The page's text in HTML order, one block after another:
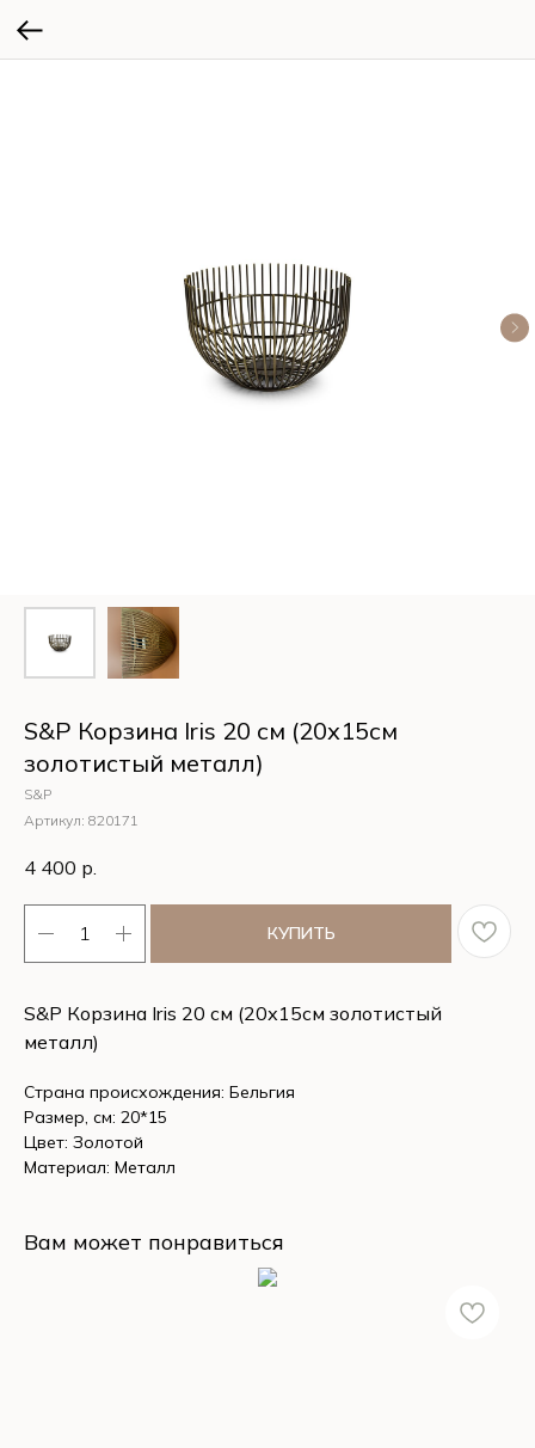
S&P Корзина Iris 20 см (20х15см
золотистый металл)
S&P
Артикул: 820171
4 400 р.
КУПИТЬ
S&P Корзина Iris 20 см (20х15см золотистый
металл)
Страна происхождения: Бельгия
Размер, см: 20*15
Цвет: Золотой
Материал: Металл
Вам может понравиться